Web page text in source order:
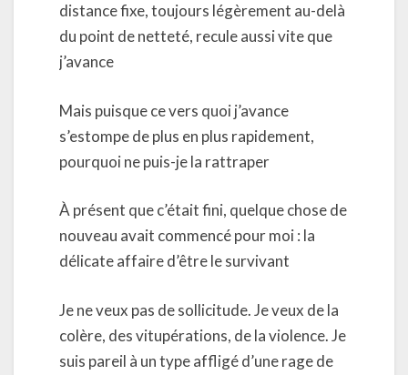
distance fixe, toujours légèrement au-delà
du point de netteté, recule aussi vite que
j’avance
Mais puisque ce vers quoi j’avance
s’estompe de plus en plus rapidement,
pourquoi ne puis-je la rattraper
À présent que c’était fini, quelque chose de
nouveau avait commencé pour moi : la
délicate affaire d’être le survivant
Je ne veux pas de sollicitude. Je veux de la
colère, des vitupérations, de la violence. Je
suis pareil à un type affligé d’une rage de